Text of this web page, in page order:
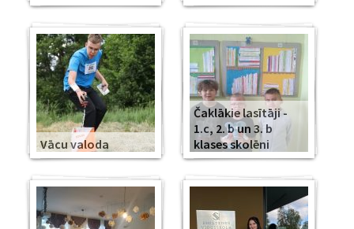
Vācu valoda
Čaklākie lasītāji -
1.c, 2. b un 3. b
klases skolēni